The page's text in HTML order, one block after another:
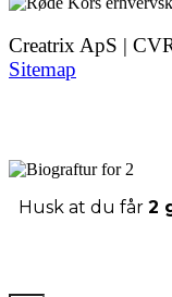
Creatrix ApS |
Sitemap
Husk at du får 2